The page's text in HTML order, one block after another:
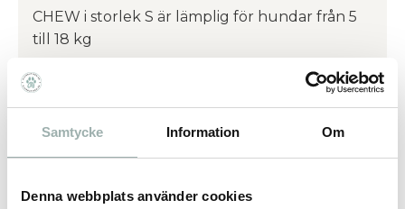
Samtycke Information Om
Denna webbplats använder cookies
CHEW i storlek S är lämplig för hundar från 5
till 18 kg
CHEW i storlek M är lämplig för hundar från 18
till 32 kg
CHEW i storlek L är lämplig för hundar 32+ kg